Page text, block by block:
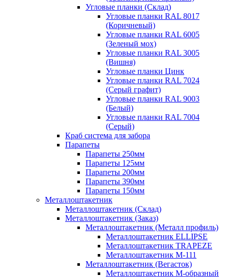
Угловые планки (Склад)
Угловые планки RAL 8017
(Коричневый)
Угловые планки RAL 6005
(Зеленый мох)
Угловые планки RAL 3005
(Вишня)
Угловые планки Цинк
Угловые планки RAL 7024
(Серый графит)
Угловые планки RAL 9003
(Белый)
Угловые планки RAL 7004
(Серый)
Краб система для забора
Парапеты
Парапеты 250мм
Парапеты 125мм
Парапеты 200мм
Парапеты 390мм
Парапеты 150мм
Металлоштакетник
Металлоштакетник (Склад)
Металлоштакетник (Заказ)
Металлоштакетник (Металл профиль)
Металлоштакетник ELLIPSE
Металлоштакетник TRAPEZE
Металлоштакетник М-111
Металлоштакетник (Вегасток)
Металлоштакетник М-образный